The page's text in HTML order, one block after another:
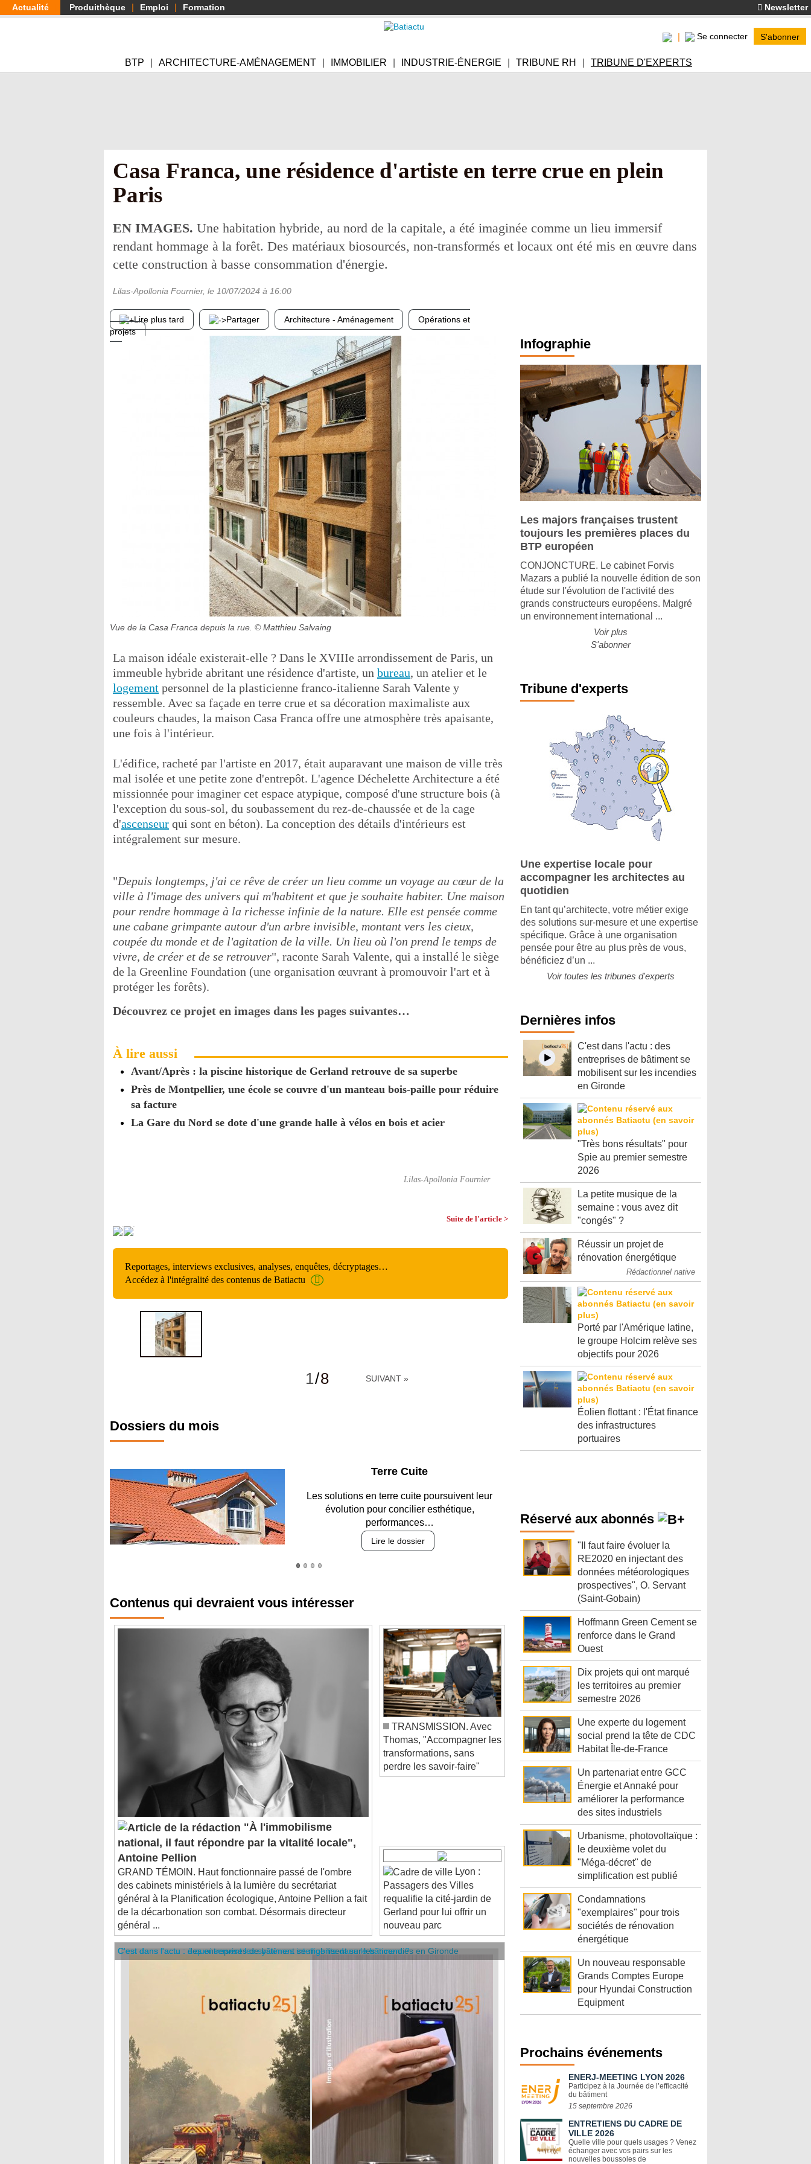
Aller
au
Actualité Produithèque Emploi Formation Newsletter
Se connecter S'abonner
BTP ARCHITECTURE-AMÉNAGEMENT IMMOBILIER INDUSTRIE-ÉNERGIE TRIBUNE RH TRIBUNE D'EXPERTS
Casa Franca, une résidence d'artiste en terre crue en plein
Paris
EN IMAGES. Une habitation hybride, au nord de la capitale, a été imaginée comme un lieu immersif
rendant hommage à la forêt. Des matériaux biosourcés, non-transformés et locaux ont été mis en œuvre dans
cette construction à basse consommation d'énergie.
Lilas-Apollonia Fournier, le 10/07/2024 à 16:00
Lire plus tard Partager Architecture - Aménagement
Opérations et
projets
Vue de la Casa Franca depuis la rue. © Matthieu Salvaing
La maison idéale existerait-elle ? Dans le XVIIIe arrondissement de Paris, un
immeuble hybride abritant une résidence d'artiste, un bureau, un atelier et le
logement personnel de la plasticienne franco-italienne Sarah Valente y
ressemble. Avec sa façade en terre crue et sa décoration maximaliste aux
couleurs chaudes, la maison Casa Franca offre une atmosphère très apaisante,
une fois à l'intérieur.
L'édifice, racheté par l'artiste en 2017, était auparavant une maison de ville très
mal isolée et une petite zone d'entrepôt. L'agence Déchelette Architecture a été
missionnée pour imaginer cet espace atypique, composé d'une structure bois (à
l'exception du sous-sol, du soubassement du rez-de-chaussée et de la cage
d'ascenseur qui sont en béton). La conception des détails d'intérieurs est
intégralement sur mesure.
"Depuis longtemps, j'ai ce rêve de créer un lieu comme un voyage au cœur de la
ville à l'image des univers qui m'habitent et que je souhaite habiter. Une maison
pour rendre hommage à la richesse infinie de la nature. Elle est pensée comme
une cabane grimpante autour d'un arbre invisible, montant vers les cieux,
coupée du monde et de l'agitation de la ville. Un lieu où l'on prend le temps de
vivre, de créer et de se retrouver", raconte Sarah Valente, qui a installé le siège
de la Greenline Foundation (une organisation œuvrant à promouvoir l'art et à
protéger les forêts).
Découvrez ce projet en images dans les pages suivantes…
À lire aussi
Avant/Après : la piscine historique de Gerland retrouve de sa superbe
Près de Montpellier, une école se couvre d'un manteau bois-paille pour réduire
sa facture
La Gare du Nord se dote d'une grande halle à vélos en bois et acier
Lilas-Apollonia Fournier
Suite de l'article >
Reportages, interviews exclusives, analyses, enquêtes, décryptages…
Accédez à l'intégralité des contenus de Batiactu
1/8 SUIVANT »
Dossiers du mois
Parking et garages
Entre circulation, sécurisation des accès, durabilité
des revêtements et intégration…
Lire le dossier
"À l'immobilisme
national, il faut répondre par la vitalité locale",
Antoine Pellion
GRAND TÉMOIN. Haut fonctionnaire passé de l'ombre
des cabinets ministériels à la lumière du secrétariat
général à la Planification écologique, Antoine Pellion a fait
de la décarbonation son combat. Désormais directeur
général ...
TRANSMISSION. Avec
Thomas, "Accompagner les
transformations, sans
perdre les savoir-faire"
Passagers des Villes
requalifie la cité-jardin de
Gerland pour lui offrir un
nouveau parc
C'est dans l'actu : des entreprises de bâtiment se mobilisent sur les incendies en Gironde
C'est dans l'actu : à quoi servent les systèmes intelligents dans le bâtiment ?
Infographie
Les majors françaises trustent
toujours les premières places du
BTP européen
CONJONCTURE. Le cabinet Forvis
Mazars a publié la nouvelle édition de son
étude sur l'évolution de l'activité des
grands constructeurs européens. Malgré
un environnement international ...
Voir plus
S'abonner
Tribune d'experts
Une expertise locale pour
accompagner les architectes au
quotidien
En tant qu’architecte, votre métier exige
des solutions sur-mesure et une expertise
spécifique. Grâce à une organisation
pensée pour être au plus près de vous,
bénéficiez d’un ...
Voir toutes les tribunes d'experts
Dernières infos
C'est dans l'actu : des
entreprises de bâtiment se
mobilisent sur les incendies
en Gironde
"Très bons résultats" pour
Spie au premier semestre
2026
La petite musique de la
semaine : vous avez dit
"congés" ?
Réussir un projet de
rénovation énergétique
Rédactionnel native
Porté par l'Amérique latine,
le groupe Holcim relève ses
objectifs pour 2026
Éolien flottant : l'État finance
des infrastructures
portuaires
Réservé aux abonnés
"Il faut faire évoluer la
RE2020 en injectant des
données météorologiques
prospectives", O. Servant
(Saint-Gobain)
Hoffmann Green Cement se
renforce dans le Grand
Ouest
Dix projets qui ont marqué
les territoires au premier
semestre 2026
Une experte du logement
social prend la tête de CDC
Habitat Île-de-France
Un partenariat entre GCC
Énergie et Annaké pour
améliorer la performance
des sites industriels
Urbanisme, photovoltaïque :
le deuxième volet du
"Méga-décret" de
simplification est publié
Condamnations
"exemplaires" pour trois
sociétés de rénovation
énergétique
Un nouveau responsable
Grands Comptes Europe
pour Hyundai Construction
Equipment
Prochains événements
ENERJ-MEETING LYON 2026
Participez à la Journée de l’efficacité
du bâtiment
15 septembre 2026
ENTRETIENS DU CADRE DE
VILLE 2026
Quelle ville pour quels usages ? Venez
échanger avec vos pairs sur les
nouvelles boussoles de